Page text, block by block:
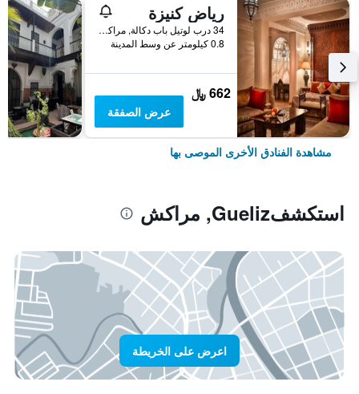
رياض كنيزة
34 درب لوتيل باب دكالة, مراكش, المغرب
0.8 كيلومتر عن وسط المدينة
662 ﷼
عرض الصفقة
مشاهدة الفنادق الأخرى الموصى بها
استكشفGueliz, مراكش
اعرض على الخريطة